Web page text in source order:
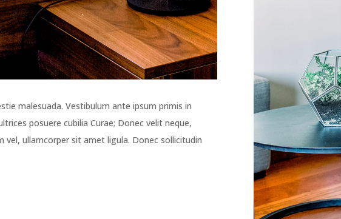
malesuada. Vestibulum ante ipsum primis in
posuere cubilia Curae; Donec velit neque,
vel, ullamcorper sit amet ligula. Donec sollicitudin